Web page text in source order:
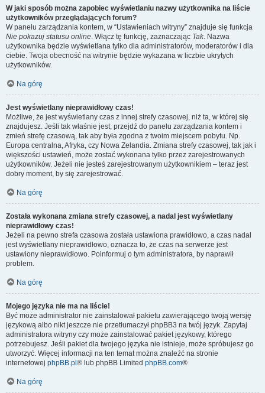
W jaki sposób można zapobiec wyświetlaniu nazwy użytkownika na liście
użytkowników przeglądających forum?
W panelu zarządzania kontem, w “Ustawieniach witryny” znajduje się funkcja
Nie pokazuj statusu online. Włącz tę funkcję, zaznaczając Tak. Nazwa
użytkownika będzie wyświetlana tylko dla administratorów, moderatorów i dla
ciebie. Twoja obecność na witrynie będzie wykazana w liczbie ukrytych
użytkowników.
Na górę
Jest wyświetlany nieprawidłowy czas!
Możliwe, że jest wyświetlany czas z innej strefy czasowej, niż ta, w której się
znajdujesz. Jeśli tak właśnie jest, przejdź do panelu zarządzania kontem i
zmień strefę czasową, tak aby była zgodna z twoim miejscem pobytu. Np.
Europa centralna, Afryka, czy Nowa Zelandia. Zmiana strefy czasowej, tak jak i
większości ustawień, może zostać wykonana tylko przez zarejestrowanych
użytkowników. Jeżeli nie jesteś zarejestrowanym użytkownikiem – teraz jest
dobry moment, by się zarejestrować.
Na górę
Została wykonana zmiana strefy czasowej, a nadal jest wyświetlany
nieprawidłowy czas!
Jeżeli na pewno strefa czasowa została ustawiona prawidłowo, a czas nadal
jest wyświetlany nieprawidłowo, oznacza to, że czas na serwerze jest
ustawiony nieprawidłowo. Poinformuj o tym administratora, by naprawił
problem.
Na górę
Mojego języka nie ma na liście!
Być może administrator nie zainstalował pakietu zawierającego twoją wersję
językową albo nikt jeszcze nie przetłumaczył phpBB3 na twój język. Zapytaj
administratora witryny czy może zainstalować pakiet językowy, którego
potrzebujesz. Jeśli pakiet dla twojego języka nie istnieje, może spróbujesz go
utworzyć. Więcej informacji na ten temat można znaleźć na stronie
internetowej phpBB.pl ® lub phpBB Limited phpBB.com®
Na górę